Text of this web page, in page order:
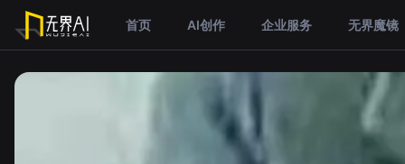
首页 AI创作 企业服务 无界魔镜